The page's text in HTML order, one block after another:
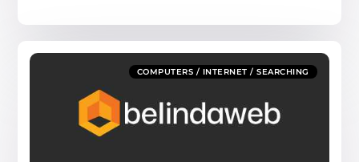
COMPUTERS / INTERNET / SEARCHING